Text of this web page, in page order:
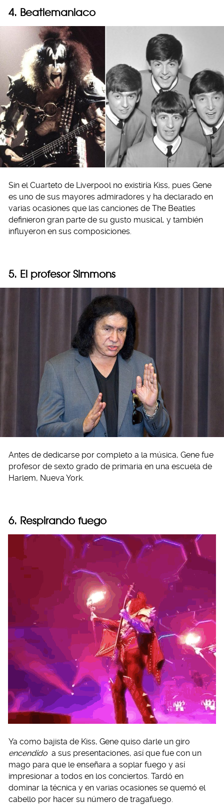
4. Beatlemaniaco
Sin el Cuarteto de Liverpool no existiría Kiss, pues Gene
es uno de sus mayores admiradores y ha declarado en
varias ocasiones que las canciones de The Beatles
definieron gran parte de su gusto musical, y también
influyeron en sus composiciones.
5. El profesor Simmons
Antes de dedicarse por completo a la música, Gene fue
profesor de sexto grado de primaria en una escuela de
Harlem, Nueva York.
6. Respirando fuego
Ya como bajista de Kiss, Gene quiso darle un giro
encendido a sus presentaciones, así que fue con un
mago para que le enseñara a soplar fuego y así
impresionar a todos en los conciertos. Tardó en
dominar la técnica y en varias ocasiones se quemó el
cabello por hacer su número de tragafuego.